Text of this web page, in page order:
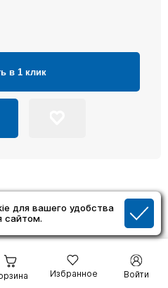
для вашего удобства
сайтом.
Избранное Войти
в 1 клик
товары